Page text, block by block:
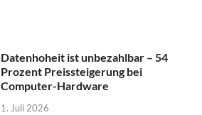
Datenhoheit ist unbezahlbar – 54
Prozent Preissteigerung bei
Computer-Hardware
1. Juli 2026